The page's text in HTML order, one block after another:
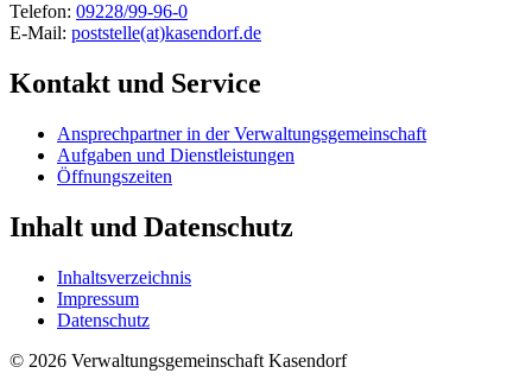
Telefon: 09228/99-96-0
E-Mail: poststelle(at)kasendorf.de
Kontakt und Service
Ansprechpartner in der Verwaltungsgemeinschaft
Aufgaben und Dienstleistungen
Öffnungszeiten
Inhalt und Datenschutz
Inhaltsverzeichnis
Impressum
Datenschutz
© 2026 Verwaltungsgemeinschaft Kasendorf